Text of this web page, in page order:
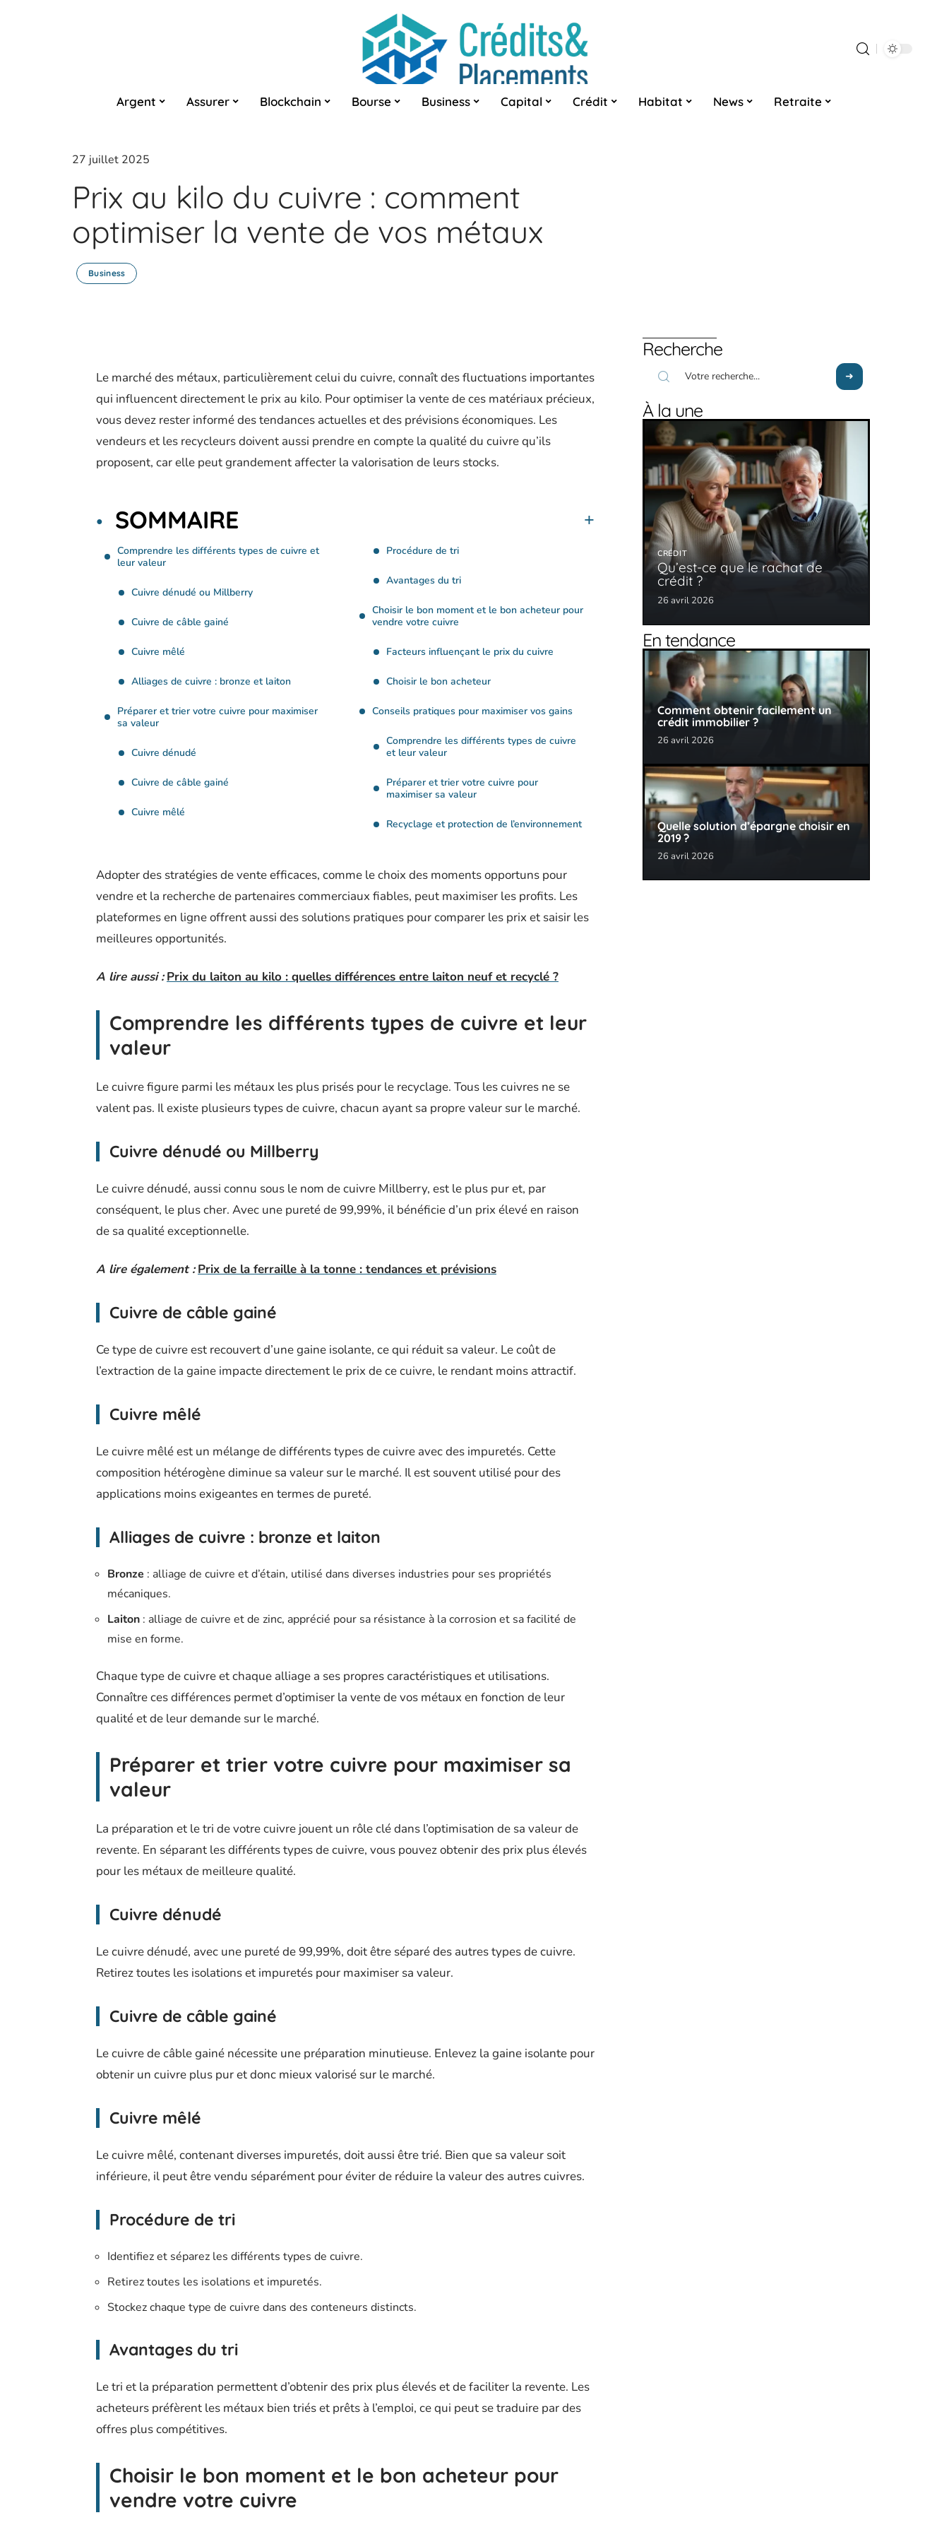
Argent Assurer Blockchain Bourse Business Capital Crédit Habitat News Retraite
27 juillet 2025
Prix au kilo du cuivre : comment
optimiser la vente de vos métaux
Business
Le marché des métaux, particulièrement celui du cuivre, connaît des fluctuations importantes
qui influencent directement le prix au kilo. Pour optimiser la vente de ces matériaux précieux,
vous devez rester informé des tendances actuelles et des prévisions économiques. Les
vendeurs et les recycleurs doivent aussi prendre en compte la qualité du cuivre qu’ils
proposent, car elle peut grandement affecter la valorisation de leurs stocks.
SOMMAIRE
Comprendre les différents types de cuivre et
leur valeur
Cuivre dénudé ou Millberry
Cuivre de câble gainé
Cuivre mêlé
Alliages de cuivre : bronze et laiton
Préparer et trier votre cuivre pour maximiser
sa valeur
Cuivre dénudé
Cuivre de câble gainé
Cuivre mêlé
Procédure de tri
Avantages du tri
Choisir le bon moment et le bon acheteur pour
vendre votre cuivre
Facteurs influençant le prix du cuivre
Choisir le bon acheteur
Conseils pratiques pour maximiser vos gains
Comprendre les différents types de cuivre
et leur valeur
Préparer et trier votre cuivre pour
maximiser sa valeur
Recyclage et protection de l’environnement
Adopter des stratégies de vente efficaces, comme le choix des moments opportuns pour
vendre et la recherche de partenaires commerciaux fiables, peut maximiser les profits. Les
plateformes en ligne offrent aussi des solutions pratiques pour comparer les prix et saisir les
meilleures opportunités.
A lire aussi : Prix du laiton au kilo : quelles différences entre laiton neuf et recyclé ?
Comprendre les différents types de cuivre et leur
valeur
Le cuivre figure parmi les métaux les plus prisés pour le recyclage. Tous les cuivres ne se
valent pas. Il existe plusieurs types de cuivre, chacun ayant sa propre valeur sur le marché.
Cuivre dénudé ou Millberry
Le cuivre dénudé, aussi connu sous le nom de cuivre Millberry, est le plus pur et, par
conséquent, le plus cher. Avec une pureté de 99,99%, il bénéficie d’un prix élevé en raison
de sa qualité exceptionnelle.
A lire également : Prix de la ferraille à la tonne : tendances et prévisions
Cuivre de câble gainé
Ce type de cuivre est recouvert d’une gaine isolante, ce qui réduit sa valeur. Le coût de
l’extraction de la gaine impacte directement le prix de ce cuivre, le rendant moins attractif.
Cuivre mêlé
Le cuivre mêlé est un mélange de différents types de cuivre avec des impuretés. Cette
composition hétérogène diminue sa valeur sur le marché. Il est souvent utilisé pour des
applications moins exigeantes en termes de pureté.
Alliages de cuivre : bronze et laiton
Bronze : alliage de cuivre et d’étain, utilisé dans diverses industries pour ses propriétés
mécaniques.
Laiton : alliage de cuivre et de zinc, apprécié pour sa résistance à la corrosion et sa facilité de
mise en forme.
Chaque type de cuivre et chaque alliage a ses propres caractéristiques et utilisations.
Connaître ces différences permet d’optimiser la vente de vos métaux en fonction de leur
qualité et de leur demande sur le marché.
Préparer et trier votre cuivre pour maximiser sa
valeur
La préparation et le tri de votre cuivre jouent un rôle clé dans l’optimisation de sa valeur de
revente. En séparant les différents types de cuivre, vous pouvez obtenir des prix plus élevés
pour les métaux de meilleure qualité.
Cuivre dénudé
Le cuivre dénudé, avec une pureté de 99,99%, doit être séparé des autres types de cuivre.
Retirez toutes les isolations et impuretés pour maximiser sa valeur.
Cuivre de câble gainé
Le cuivre de câble gainé nécessite une préparation minutieuse. Enlevez la gaine isolante pour
obtenir un cuivre plus pur et donc mieux valorisé sur le marché.
Cuivre mêlé
Le cuivre mêlé, contenant diverses impuretés, doit aussi être trié. Bien que sa valeur soit
inférieure, il peut être vendu séparément pour éviter de réduire la valeur des autres cuivres.
Procédure de tri
Identifiez et séparez les différents types de cuivre.
Retirez toutes les isolations et impuretés.
Stockez chaque type de cuivre dans des conteneurs distincts.
Avantages du tri
Le tri et la préparation permettent d’obtenir des prix plus élevés et de faciliter la revente. Les
acheteurs préfèrent les métaux bien triés et prêts à l’emploi, ce qui peut se traduire par des
offres plus compétitives.
Choisir le bon moment et le bon acheteur pour
vendre votre cuivre
Recherche
À la une
CRÉDIT
Qu’est-ce que le rachat de
crédit ?
26 avril 2026
En tendance
Comment obtenir facilement un
crédit immobilier ?
26 avril 2026
Quelle solution d’épargne choisir en
2019 ?
26 avril 2026